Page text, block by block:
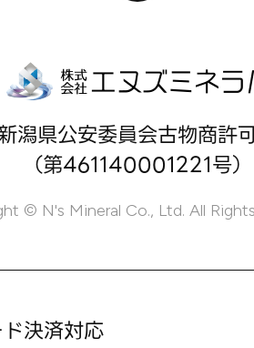
潟県公安委員会古物商許
（第461140001221号）
© N's Mineral Co., Ltd. All
決済対応